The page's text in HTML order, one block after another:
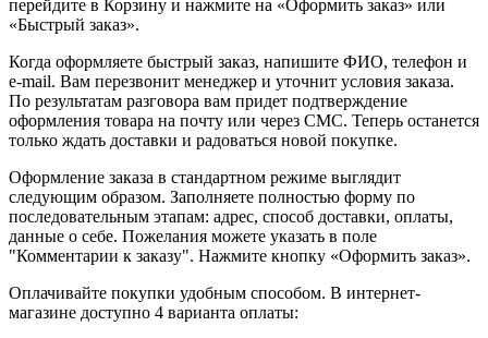
перейдите в Корзину и нажмите на «Оформить заказ» или
«Быстрый заказ».
Когда оформляете быстрый заказ, напишите ФИО, телефон и
e-mail. Вам перезвонит менеджер и уточнит условия заказа.
По результатам разговора вам придет подтверждение
оформления товара на почту или через СМС. Теперь останется
только ждать доставки и радоваться новой покупке.
Оформление заказа в стандартном режиме выглядит
следующим образом. Заполняете полностью форму по
последовательным этапам: адрес, способ доставки, оплаты,
данные о себе. Пожелания можете указать в поле
"Комментарии к заказу". Нажмите кнопку «Оформить заказ».
Оплачивайте покупки удобным способом. В интернет-
магазине доступно 4 варианта оплаты: